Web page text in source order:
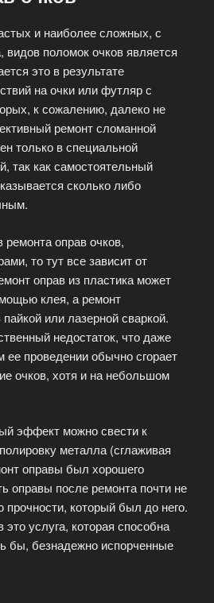
и наиболее сложных, с
видов поломок очков является
это в результате
на очки или футляр с
к сожалению, далеко не
ремонт сломанной
только в специальной
так как самостоятельный
сколько либо
ремонта оправ очков,
то тут все зависит от
оправ из пластика может
клея, а ремонт
или лазерной сваркой.
недостаток, что даже
ее проведении обычно сгорает
очков, хотя и на небольшом
эффект можно свести к
металла (сглаживая
оправы был хорошего
оправы после ремонта почти не
прочности, который был до него.
услуга, которая способна
бы, безнадежно испорченные